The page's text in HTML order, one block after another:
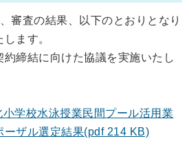
審査の結果、以下のとおりとなり
ます。
締結に向けた協議を実施いたし
小学校水泳授業民間プール活用業
ーザル選定結果(pdf 214 KB)